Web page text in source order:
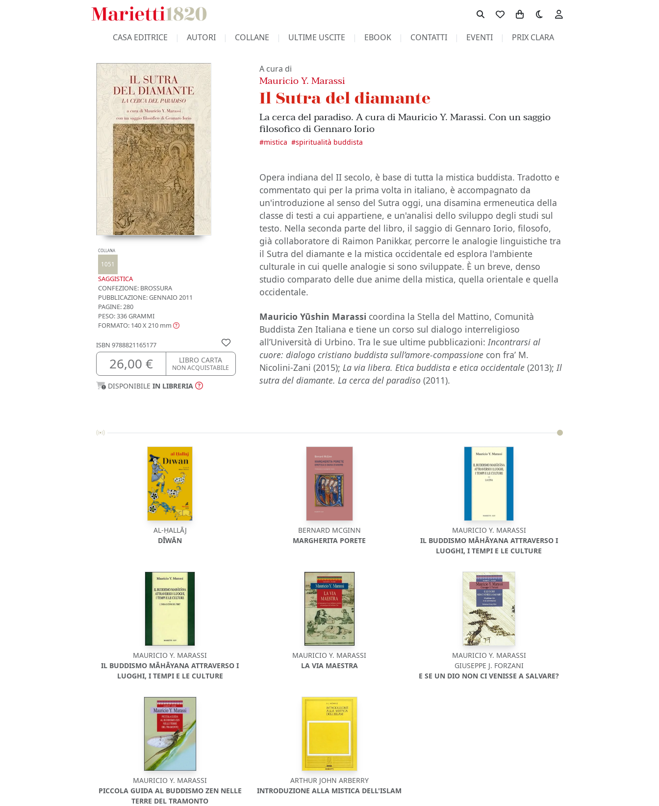
Toggle theme
CASA EDITRICE AUTORI COLLANE ULTIME USCITE EBOOK CONTATTI EVENTI PRIX CLARA
COLLANA
1051
SAGGISTICA
CONFEZIONE: BROSSURA
PUBBLICAZIONE:GENNAIO 2011
PAGINE: 280
PESO: 336 GRAMMI
FORMATO: 140 X 210 mm
ISBN 9788821165177
26,00 € LIBRO CARTA
NON ACQUISTABILE
DISPONIBILE IN LIBRERIA
A cura di
Mauricio Y. Marassi
Il Sutra del diamante
La cerca del paradiso. A cura di Mauricio Y. Marassi. Con un saggio
filosofico di Gennaro Iorio
#mistica #spiritualità buddista
Opera indiana del II secolo, è base di tutta la mistica buddista. Tradotto e
commentato qui per la prima volta in italiano, è accompagnato da
un'introduzione al senso del Sutra oggi, una disamina ermeneutica della
classe di testi a cui appartiene, e un'analisi dello sviluppo degli studi sul
testo. Nella seconda parte del libro, il saggio di Gennaro Iorio, filosofo,
già collaboratore di Raimon Panikkar, percorre le analogie linguistiche tra
il Sutra del diamante e la mistica occidentale ed esplora l'ambiente
culturale in cui quelle analogie si sono sviluppate. È un breve, denso
studio comparato delle due anime della mistica, quella orientale e quella
occidentale.
Mauricio Yūshin Marassi coordina la Stella del Mattino, Comunità
Buddista Zen Italiana e tiene un corso sul dialogo interreligioso
all’Università di Urbino. Tra le sue ultime pubblicazioni:Incontrarsi al
cuore: dialogo cristiano buddista sull’amore-compassione con fra’ M.
Nicolini-Zani (2015);La via libera. Etica buddista e etica occidentale (2013);Il
sutra del diamante. La cerca del paradiso(2011).
AL-ḤALLĀJ
DĪWĀN
BERNARD MCGINN
MARGHERITA PORETE
MAURICIO Y. MARASSI
IL BUDDISMO MĀHĀYANA ATTRAVERSO I
LUOGHI, I TEMPI E LE CULTURE
MAURICIO Y. MARASSI
IL BUDDISMO MĀHĀYANA ATTRAVERSO I
LUOGHI, I TEMPI E LE CULTURE
MAURICIO Y. MARASSI
LA VIA MAESTRA
MAURICIO Y. MARASSI
GIUSEPPE J. FORZANI
E SE UN DIO NON CI VENISSE A SALVARE?
MAURICIO Y. MARASSI
PICCOLA GUIDA AL BUDDISMO ZEN NELLE
TERRE DEL TRAMONTO
ARTHUR JOHN ARBERRY
INTRODUZIONE ALLA MISTICA DELL'ISLAM